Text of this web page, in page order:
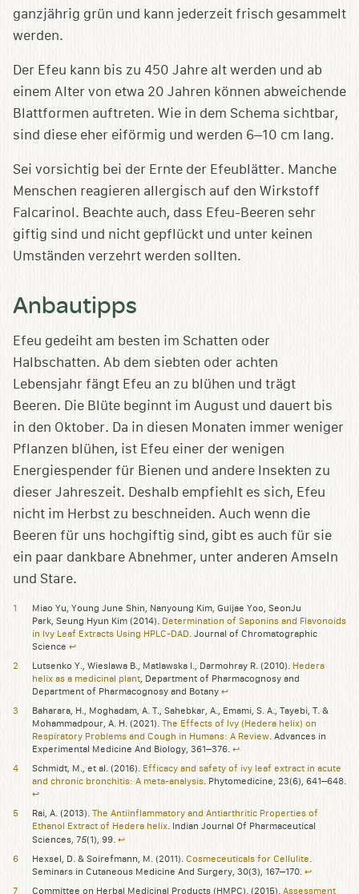
ganzjährig grün und kann jederzeit frisch gesammelt
werden.
Der Efeu kann bis zu 450 Jahre alt werden und ab
einem Alter von etwa 20 Jahren können abweichende
Blattformen auftreten. Wie in dem Schema sichtbar,
sind diese eher eiförmig und werden 6–10 cm lang.
Sei vorsichtig bei der Ernte der Efeublätter. Manche
Menschen reagieren allergisch auf den Wirkstoff
Falcarinol. Beachte auch, dass Efeu-Beeren sehr
giftig sind und nicht gepflückt und unter keinen
Umständen verzehrt werden sollten.
Anbautipps
Efeu gedeiht am besten im Schatten oder
Halbschatten. Ab dem siebten oder achten
Lebensjahr fängt Efeu an zu blühen und trägt
Beeren. Die Blüte beginnt im August und dauert bis
in den Oktober. Da in diesen Monaten immer weniger
Pflanzen blühen, ist Efeu einer der wenigen
Energiespender für Bienen und andere Insekten zu
dieser Jahreszeit. Deshalb empfiehlt es sich, Efeu
nicht im Herbst zu beschneiden. Auch wenn die
Beeren für uns hochgiftig sind, gibt es auch für sie
ein paar dankbare Abnehmer, unter anderen Amseln
und Stare.
Miao Yu, Young June Shin, Nanyoung Kim, Guijae Yoo, SeonJu
Park, Seung Hyun Kim (2014). Determination of Saponins and Flavonoids
in Ivy Leaf Extracts Using HPLC-DAD. Journal of Chromatographic
Science ↩︎
Lutsenko Y., Wieslawa B., Matlawska I., Darmohray R. (2010). Hedera
helix as a medicinal plant, Department of Pharmacognosy and
Department of Pharmacognosy and Botany ↩︎
Baharara, H., Moghadam, A. T., Sahebkar, A., Emami, S. A., Tayebi, T. &
Mohammadpour, A. H. (2021). The Effects of Ivy (Hedera helix) on
Respiratory Problems and Cough in Humans: A Review. Advances in
Experimental Medicine And Biology, 361–376. ↩︎
Schmidt, M., et al. (2016). Efficacy and safety of ivy leaf extract in acute
and chronic bronchitis: A meta-analysis. Phytomedicine, 23(6), 641–648.
↩︎
Rai, A. (2013). The Antiinflammatory and Antiarthritic Properties of
Ethanol Extract of Hedera helix. Indian Journal Of Pharmaceutical
Sciences, 75(1), 99. ↩︎
Hexsel, D. & Soirefmann, M. (2011). Cosmeceuticals for Cellulite.
Seminars in Cutaneous Medicine And Surgery, 30(3), 167–170. ↩︎
Committee on Herbal Medicinal Products (HMPC). (2015). Assessment